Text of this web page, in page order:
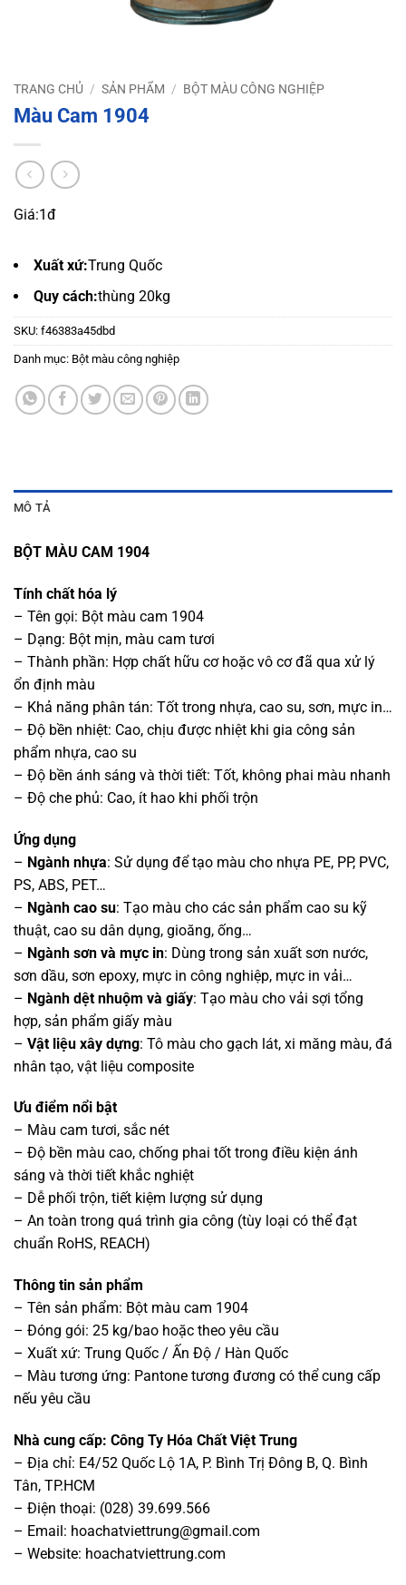
TRANG CHỦ / SẢN PHẨM / BỘT MÀU CÔNG NGHIỆP
Màu Cam 1904
Giá:1đ
Xuất xứ:Trung Quốc
Quy cách:thùng 20kg
SKU: f46383a45dbd
Danh mục: Bột màu công nghiệp
MÔ TẢ
BỘT MÀU CAM 1904
Tính chất hóa lý
– Tên gọi: Bột màu cam 1904
– Dạng: Bột mịn, màu cam tươi
– Thành phần: Hợp chất hữu cơ hoặc vô cơ đã qua xử lý
ổn định màu
– Khả năng phân tán: Tốt trong nhựa, cao su, sơn, mực in…
– Độ bền nhiệt: Cao, chịu được nhiệt khi gia công sản
phẩm nhựa, cao su
– Độ bền ánh sáng và thời tiết: Tốt, không phai màu nhanh
– Độ che phủ: Cao, ít hao khi phối trộn
Ứng dụng
– Ngành nhựa: Sử dụng để tạo màu cho nhựa PE, PP, PVC,
PS, ABS, PET…
– Ngành cao su: Tạo màu cho các sản phẩm cao su kỹ
thuật, cao su dân dụng, gioăng, ống…
– Ngành sơn và mực in: Dùng trong sản xuất sơn nước,
sơn dầu, sơn epoxy, mực in công nghiệp, mực in vải…
– Ngành dệt nhuộm và giấy: Tạo màu cho vải sợi tổng
hợp, sản phẩm giấy màu
– Vật liệu xây dựng: Tô màu cho gạch lát, xi măng màu, đá
nhân tạo, vật liệu composite
Ưu điểm nổi bật
– Màu cam tươi, sắc nét
– Độ bền màu cao, chống phai tốt trong điều kiện ánh
sáng và thời tiết khắc nghiệt
– Dễ phối trộn, tiết kiệm lượng sử dụng
– An toàn trong quá trình gia công (tùy loại có thể đạt
chuẩn RoHS, REACH)
Thông tin sản phẩm
– Tên sản phẩm: Bột màu cam 1904
– Đóng gói: 25 kg/bao hoặc theo yêu cầu
– Xuất xứ: Trung Quốc / Ấn Độ / Hàn Quốc
– Màu tương ứng: Pantone tương đương có thể cung cấp
nếu yêu cầu
Nhà cung cấp: Công Ty Hóa Chất Việt Trung
– Địa chỉ: E4/52 Quốc Lộ 1A, P. Bình Trị Đông B, Q. Bình
Tân, TP.HCM
– Điện thoại: (028) 39.699.566
– Email: hoachatviettrung@gmail.com
– Website: hoachatviettrung.com